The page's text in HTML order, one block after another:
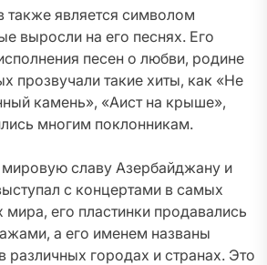
является символом
выросли на его песнях. Его
песен о любви, родине
прозвучали такие хиты, как «Не
камень», «Аист на крыше»,
многим поклонникам.
славу Азербайджану и
с концертами в самых
его пластинки продавались
а его именем названы
различных городах и странах. Это